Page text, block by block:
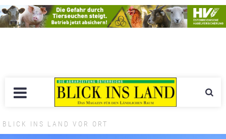
BLICK INS LAND VOR ORT